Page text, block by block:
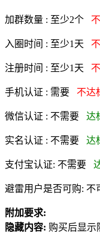
加群数量 : 至少2个
入圈时间 : 至少1天
注册时间 : 至少1天
手机认证 : 需要 不达
微信认证 : 不需要 达
实名认证 : 不需要 达
支付宝认证: 不需要
避雷用户是否可购: 不
附加要求:
隐藏内容: 购买后显示